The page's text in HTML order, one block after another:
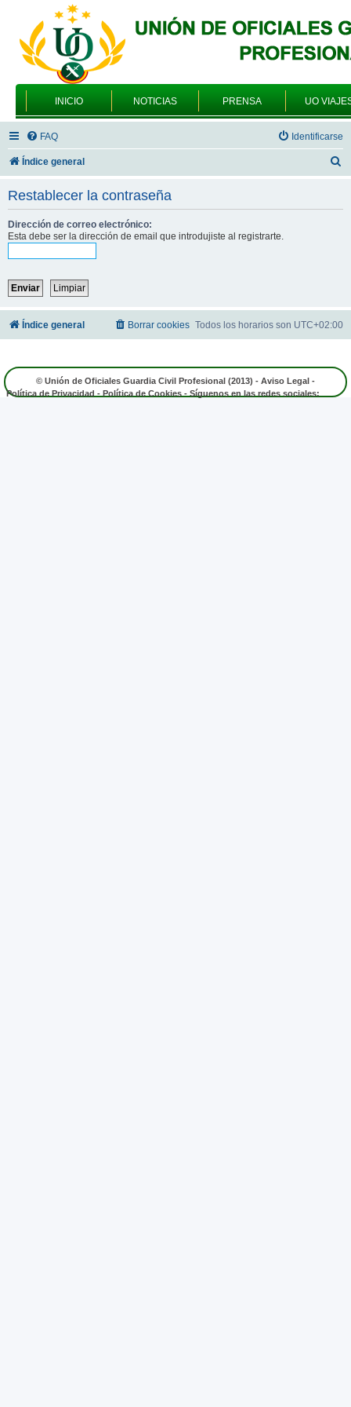
INICIO NOTICIAS PRENSA UO
FAQ Identificarse
Índice general
Restablecer la contraseña
Dirección de correo electrónico:
Esta debe ser la dirección de email que introdujiste al registrarte.
Índice general Todos los horarios son UTC+02:00
Borrar cookies
© Unión de Oficiales Guardia Civil Profesional (2013) - Aviso Legal -
Política de Privacidad - Política de Cookies - Síguenos en las redes sociales: